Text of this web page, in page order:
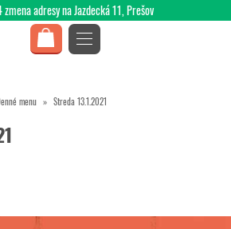
menu Streda 13.1.2021
adresy na Jazdecká 11, Prešov